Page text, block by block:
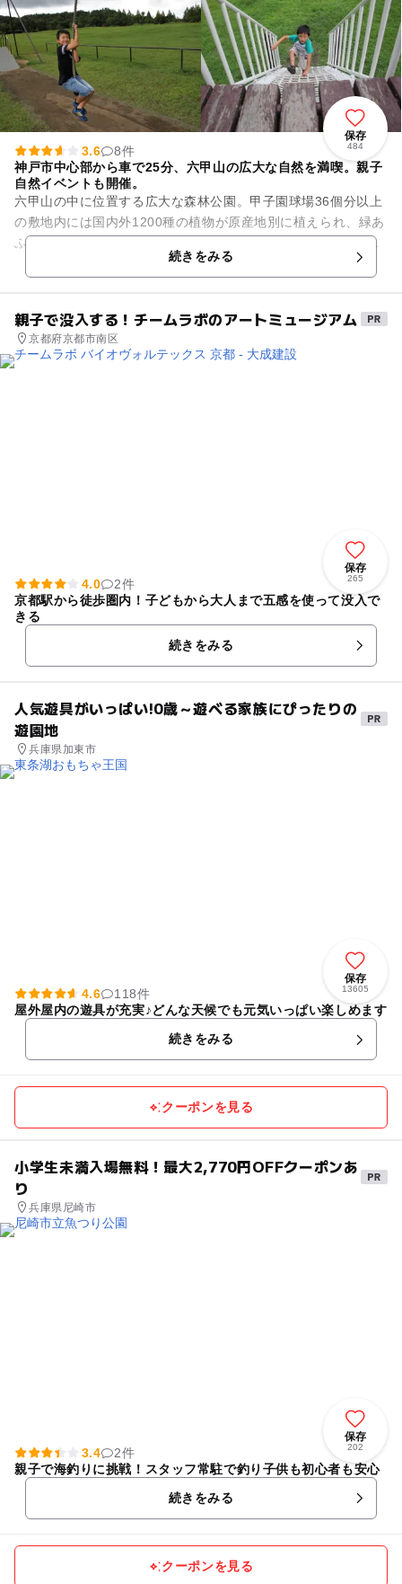
保存
484
3.6
8件
神戸市中心部から車で25分、六甲山の広大な自然を満喫。親子
自然イベントも開催。
六甲山の中に位置する広大な森林公園。甲子園球場36個分以上
の敷地内には国内外1200種の植物が原産地別に植えられ、緑あ
ふれる園内の景色を創り出しています。四季を彩る花や樹葉を
続きをみる
親子で没入する！チームラボのアートミュージアム
京都府京都市南区
保存
265
4.0
2件
京都駅から徒歩圏内！子どもから大人まで五感を使って没入で
きる
続きをみる
人気遊具がいっぱい!0歳～遊べる家族にぴったりの
遊園地
兵庫県加東市
保存
13605
4.6
118件
屋外屋内の遊具が充実♪どんな天候でも元気いっぱい楽しめます
続きをみる
クーポンを見る
小学生未満入場無料！最大2,770円OFFクーポンあ
り
兵庫県尼崎市
保存
202
3.4
2件
親子で海釣りに挑戦！スタッフ常駐で釣り子供も初心者も安心
続きをみる
クーポンを見る